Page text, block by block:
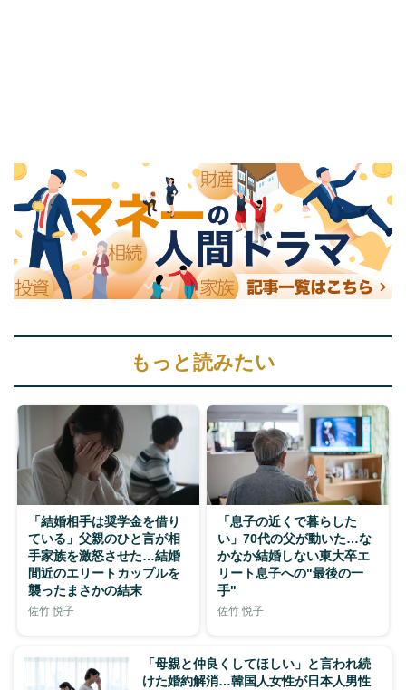
もっと読みたい
「結婚相手は奨学金を借り
ている」父親のひと言が相
手家族を激怒させた…結婚
間近のエリートカップルを
襲ったまさかの結末
佐竹 悦子
「息子の近くで暮らした
い」70代の父が動いた…な
かなか結婚しない東大卒エ
リート息子への"最後の一
手"
佐竹 悦子
「母親と仲良くしてほしい」と言われ続
けた婚約解消…韓国人女性が日本人男性